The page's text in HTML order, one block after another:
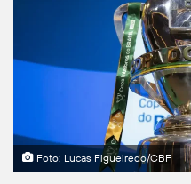
Foto: Lucas Figueiredo/CBF